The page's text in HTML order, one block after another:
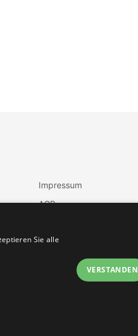
Impressum
AGB
Vertrag widerrufen
Sie alle
VERSTANDEN